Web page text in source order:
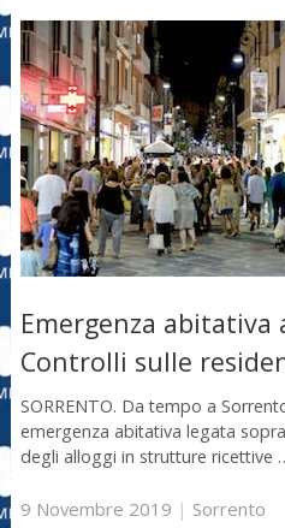
Emergenza abitativa
Controlli sulle
SORRENTO. Da tempo a
emergenza abitativa legata
degli alloggi in strutture ricettive
9 Novembre 2019 | Sorrento